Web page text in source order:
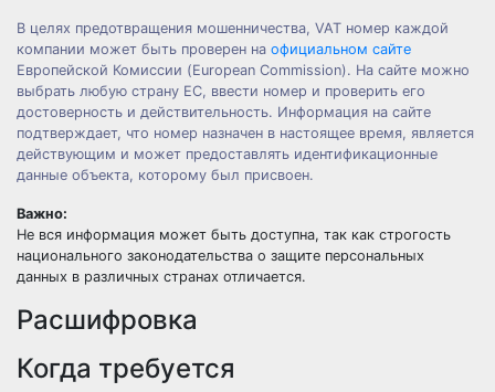
В целях предотвращения мошенничества, VAT номер каждой
компании может быть проверен на официальном сайте
Европейской Комиссии (European Commission). На сайте можно
выбрать любую страну ЕС, ввести номер и проверить его
достоверность и действительность. Информация на сайте
подтверждает, что номер назначен в настоящее время, является
действующим и может предоставлять идентификационные
данные объекта, которому был присвоен.
Важно:
Не вся информация может быть доступна, так как строгость
национального законодательства о защите персональных
данных в различных странах отличается.
Расшифровка
Когда требуется